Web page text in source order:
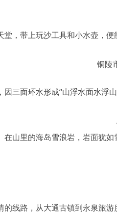
，带上玩沙工具和小水壶，
铜陵
因三面环水形成“山浮水面水浮
山里的海岛雪浪岩，岩面犹
线路，从大通古镇到永泉旅